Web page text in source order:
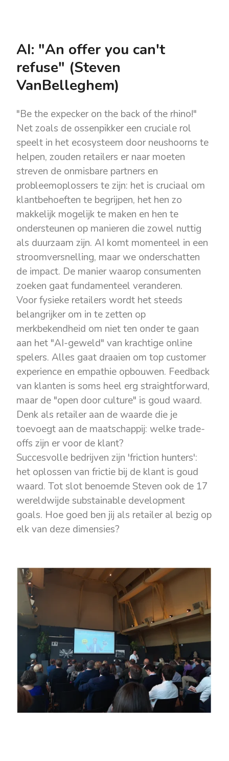
AI: "An offer you can't
refuse" (Steven
VanBelleghem)
"Be the expecker on the back of the rhino!"
Net zoals de ossenpikker een cruciale rol
speelt in het ecosysteem door neushoorns te
helpen, zouden retailers er naar moeten
streven de onmisbare partners en
probleemoplossers te zijn: het is cruciaal om
klantbehoeften te begrijpen, het hen zo
makkelijk mogelijk te maken en hen te
ondersteunen op manieren die zowel nuttig
als duurzaam zijn. AI komt momenteel in een
stroomversnelling, maar we onderschatten
de impact. De manier waarop consumenten
zoeken gaat fundamenteel veranderen.
Voor fysieke retailers wordt het steeds
belangrijker om in te zetten op
merkbekendheid om niet ten onder te gaan
aan het "AI-geweld" van krachtige online
spelers. Alles gaat draaien om top customer
experience en empathie opbouwen. Feedback
van klanten is soms heel erg straightforward,
maar de "open door culture" is goud waard.
Denk als retailer aan de waarde die je
toevoegt aan de maatschappij: welke trade-
offs zijn er voor de klant?
Succesvolle bedrijven zijn 'friction hunters':
het oplossen van frictie bij de klant is goud
waard. Tot slot benoemde Steven ook de 17
wereldwijde substainable development
goals. Hoe goed ben jij als retailer al bezig op
elk van deze dimensies?